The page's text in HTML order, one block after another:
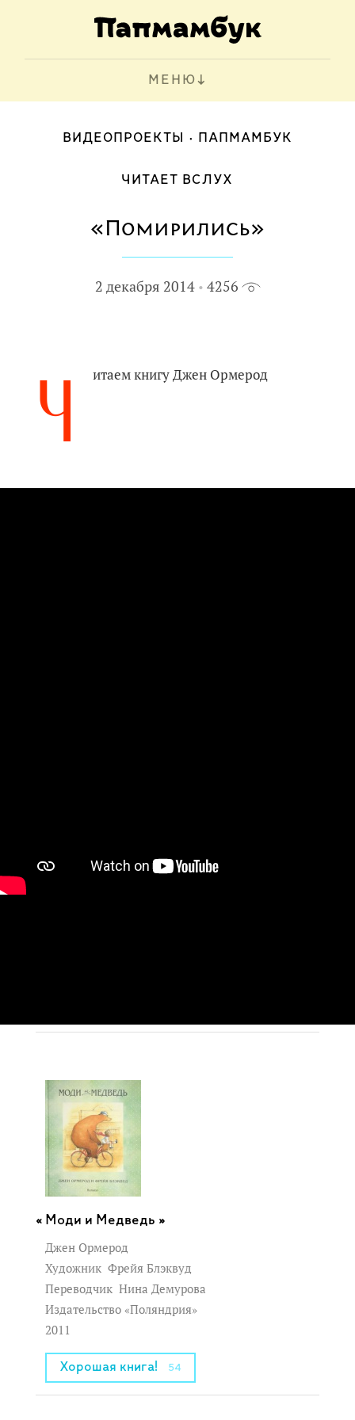
МЕНЮ
ВИДЕОПРОЕКТЫ ПАПМАМБУК
ЧИТАЕТ ВСЛУХ
«Помирились»
2 декабря 2014 4256
Ч итаем книгу Джен Ормерод
Моди и Медведь »
Джен Ормерод
Художник Фрейя Блэквуд
Переводчик Нина Демурова
Издательство «Поляндрия»
2011
Хорошая книга! 54